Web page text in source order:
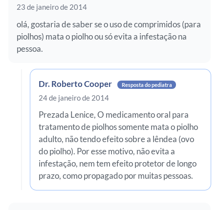
23 de janeiro de 2014
olá, gostaria de saber se o uso de comprimidos (para
piolhos) mata o piolho ou só evita a infestação na
pessoa.
Dr. Roberto Cooper Resposta do pediatra
24 de janeiro de 2014
Prezada Lenice, O medicamento oral para
tratamento de piolhos somente mata o piolho
adulto, não tendo efeito sobre a lêndea (ovo
do piolho). Por esse motivo, não evita a
infestação, nem tem efeito protetor de longo
prazo, como propagado por muitas pessoas.